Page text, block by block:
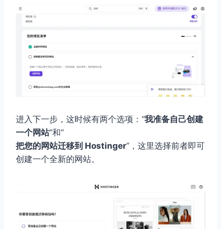
进入下一步，这时候有两个选项：“我准备自己创建
一个网站”和“
把您的网站迁移到 Hostinger”，这里选择前者即可
创建一个全新的网站。